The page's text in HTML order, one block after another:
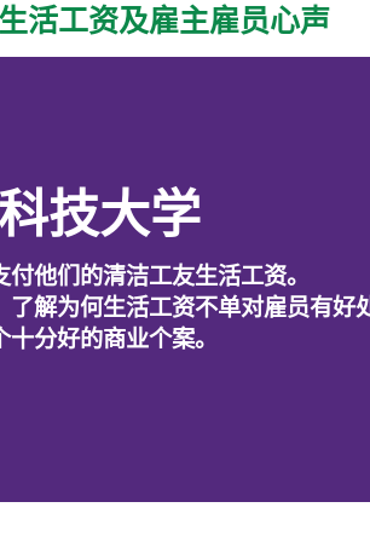
活工资及雇主雇员心声
技大学
付他们的清洁工友生活工资。
了解为何生活工资不单对雇员有好
十分好的商业个案。